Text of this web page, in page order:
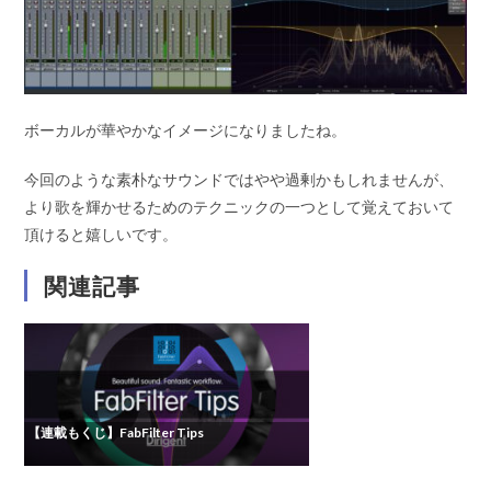
ー
ボーカルが華やかなイメージになりましたね。
今回のような素朴なサウンドではやや過剰かもしれませんが、
より歌を輝かせるためのテクニックの一つとして覚えておいて
頂けると嬉しいです。
関連記事
【連載もくじ】FabFilter Tips